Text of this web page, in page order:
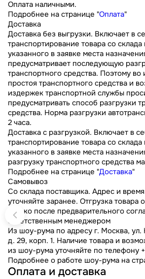
Оплата наличными.
Подробнее на странице "Оплата"
Доставка
Доставка без выгрузки. Включает в
транспортирование товара со
указанного в заявке места
предусматривает последующую
транспортного средства. Поэтому во
простоя транспортного средства и
издержек транспортной службы
предусматривать способ разгрузки
средства. Норма разгрузки
2 часа.
Доставка с разгрузкой. Включает в
транспортирование товара со
указанного в заявке места
разгрузку транспортного средства
Подробнее на странице "Доставка"
Самовывоз
Со склада поставщика. Адрес и
уточняйте заранее. Отгрузка товара
только после предварительного
ответственным менеджером
Из шоу-рума по адресу г. Москва, ул.
д. 29, корп. 1. Наличие товара и
из шоу-рума уточняйте по телефону
Подробнее о работе шоу-рума на
Оплата и доставка